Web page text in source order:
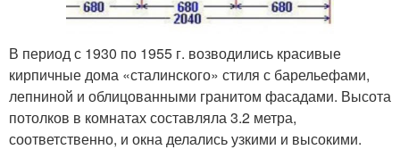
В период с 1930 по 1955 г. возводились красивые
кирпичные дома «сталинского» стиля с барельефами,
лепниной и облицованными гранитом фасадами. Высота
потолков в комнатах составляла 3.2 метра,
соответственно, и окна делались узкими и высокими.